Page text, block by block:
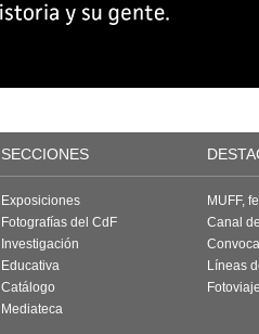
SECCIONES
Exposiciones
Fotografías del CdF
Investigación
Educativa
Catálogo
Mediateca
MUFF,
Canal
Líneas